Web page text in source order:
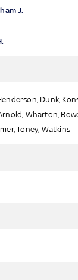
J.
Dunk,
Wharton,
Toney, Watkins